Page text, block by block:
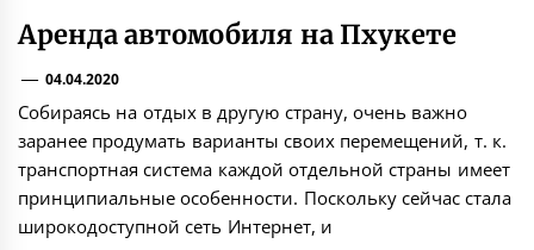
Аренда автомобиля на Пхукете
04.04.2020
Собираясь на отдых в другую страну, очень важно
заранее продумать варианты своих перемещений, т. к.
транспортная система каждой отдельной страны имеет
принципиальные особенности. Поскольку сейчас стала
широкодоступной сеть Интернет, и